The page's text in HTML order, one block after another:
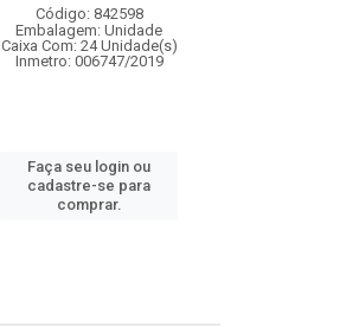
Código: 842598
Embalagem: Unidade
Caixa Com: 24 Unidade(s)
Inmetro: 006747/2019
Faça seu login ou
cadastre-se para
comprar.